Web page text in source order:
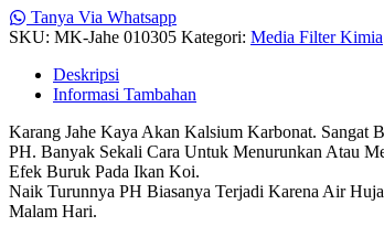
Tanya Via Whatsapp
SKU: MK-Jahe 010305 Kategori: Media Filter Kimia
Deskripsi
Informasi Tambahan
Karang Jahe Kaya Akan Kalsium Karbonat. Sangat
PH. Banyak Sekali Cara Untuk Menurunkan Atau
Efek Buruk Pada Ikan Koi.
Naik Turunnya PH Biasanya Terjadi Karena Air
Malam Hari.